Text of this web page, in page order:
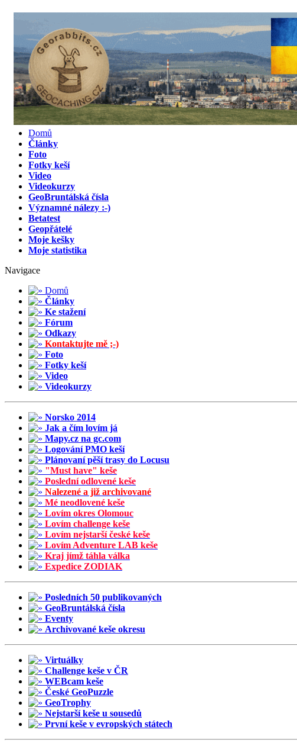
Domů
Články
Foto
Fotky keší
Video
Videokurzy
GeoBruntálská čísla
Významné nálezy :-)
Betatest
Geopřátelé
Moje kešky
Moje statistika
Navigace
Domů
Články
Ke stažení
Fórum
Odkazy
Kontaktujte mě ;-)
Foto
Fotky keší
Video
Videokurzy
Norsko 2014
Jak a čím lovím já
Mapy.cz na gc.com
Logování PMO keší
Plánovaní pěší trasy do Locusu
"Must have" keše
Poslední odlovené keše
Nalezené a již archivované
Mé neodlovené keše
Lovím okres Olomouc
Lovím challenge keše
Lovím nejstarší české keše
Lovím Adventure LAB keše
Kraj jímž táhla válka
Expedice ZODIAK
Posledních 50 publikovaných
GeoBruntálská čísla
Eventy
Archivované keše okresu
Virtuálky
Challenge keše v ČR
WEBcam keše
České GeoPuzzle
GeoTrophy
Nejstarší keše u sousedů
První keše v evropských státech